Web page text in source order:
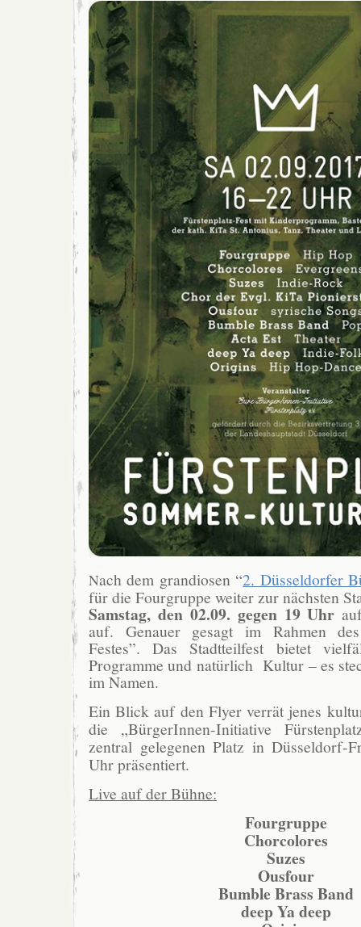
Nach dem grandiosen “2. Düsseldorfer
für die Fourgruppe weiter zur nächsten
Samstag, den 02.09. gegen 19 Uhr
auf. Genauer gesagt im Rahmen
Festes”. Das Stadtteilfest bietet
Programme und natürlich Kultur – es
im Namen.
Ein Blick auf den Flyer verrät jenes
die „BürgerInnen-Initiative
zentral gelegenen Platz in Düsseldorf-
Uhr präsentiert.
Live auf der Bühne:
Fourgruppe
Chorcolores
Suzes
Ousfour
Bumble Brass Band
deep Ya deep